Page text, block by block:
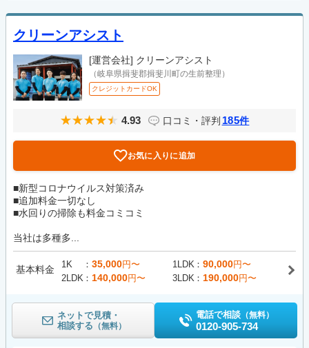
クリーンアシスト
[運営会社] クリーンアシスト
（岐阜県揖斐郡揖斐川町の生前整理）
クレジットカードOK
4.93 口コミ・評判 185件
お気に入りに追加
■新型コロナウイルス対策済み
■追加料金一切なし
■水回りの掃除も料金コミコミ
当社は多種多...
基本料金 1K 35,000円〜 1LDK 90,000円〜
2LDK
140,000円〜 3LDK 190,000円〜
ネットで見積・
相談する （無料）
電話で相談 （無料）
0120-905-734